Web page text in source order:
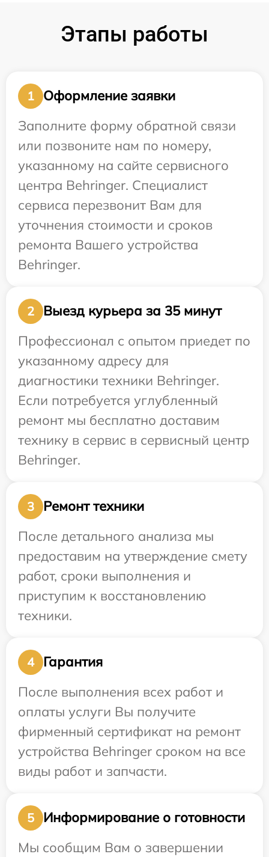
Этапы работы
1
Оформление заявки
Заполните форму обратной связи
или позвоните нам по номеру,
указанному на сайте сервисного
центра Behringer. Специалист
сервиса перезвонит Вам для
уточнения стоимости и сроков
ремонта Вашего устройства
Behringer.
2
Выезд курьера за 35 минут
Профессионал с опытом приедет по
указанному адресу для
диагностики техники Behringer.
Если потребуется углубленный
ремонт мы бесплатно доставим
технику в сервис в сервисный центр
Behringer.
3
Ремонт техники
После детального анализа мы
предоставим на утверждение смету
работ, сроки выполнения и
приступим к восстановлению
техники.
4
Гарантия
После выполнения всех работ и
оплаты услуги Вы получите
фирменный сертификат на ремонт
устройства Behringer сроком на все
виды работ и запчасти.
5
Информирование о готовности
Мы сообщим Вам о завершении